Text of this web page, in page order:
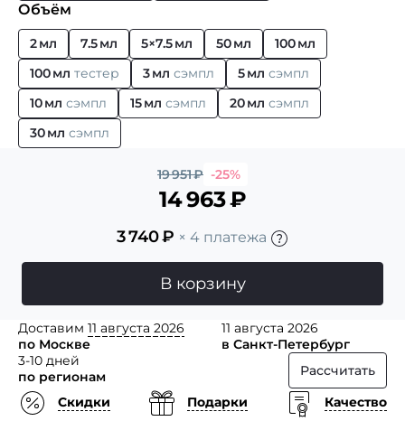
Объём
2 мл 7.5 мл 5×7.5 мл 50 мл
100 мл
100 мл тестер 3 мл сэмпл 5 мл сэмпл
10 мл сэмпл 15 мл сэмпл 20 мл сэмпл
30 мл сэмпл
19 951₽ -25%
14 963₽
3 740₽ × 4 платежа
В корзину
Доставим 11 августа 2026
по Москве
11 августа 2026
в Санкт-Петербург
3-10 дней
по регионам
Рассчитать
Скидки
Подарки
Качество